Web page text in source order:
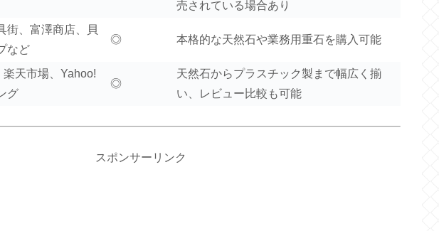
売されている場合あり
街、富澤商店、貝
など
◎ 本格的な天然石や業務用重石を購入可能
天市場、Yahoo!
グ
◎
天然石からプラスチック製まで幅広く揃
い、レビュー比較も可能
スポンサーリンク